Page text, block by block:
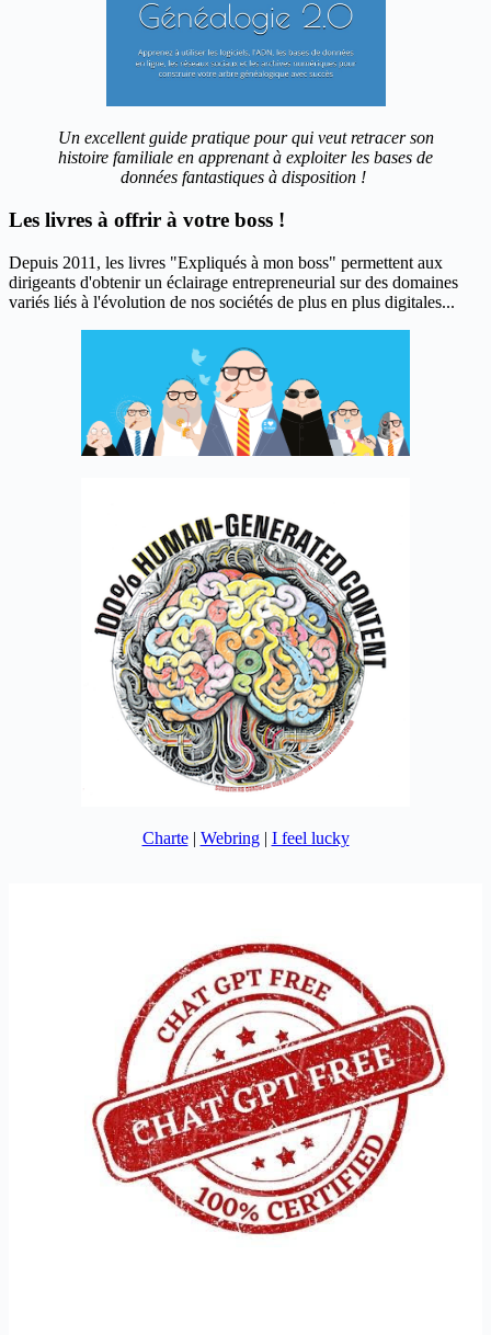
Un excellent guide pratique pour qui veut retracer son
histoire familiale en apprenant à exploiter les bases de
données fantastiques à disposition !
Les livres à offrir à votre boss !
Depuis 2011, les livres "Expliqués à mon boss" permettent aux
dirigeants d'obtenir un éclairage entrepreneurial sur des domaines
variés liés à l'évolution de nos sociétés de plus en plus digitales...
Charte| Webring| I feel lucky